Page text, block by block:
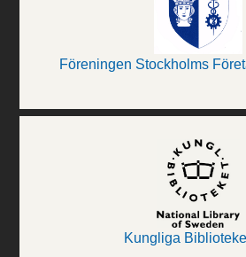
Föreningen Stockholms
Kungliga